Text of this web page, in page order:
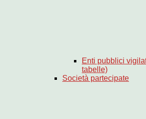
Enti pubblici
tabelle)
Società partecipate